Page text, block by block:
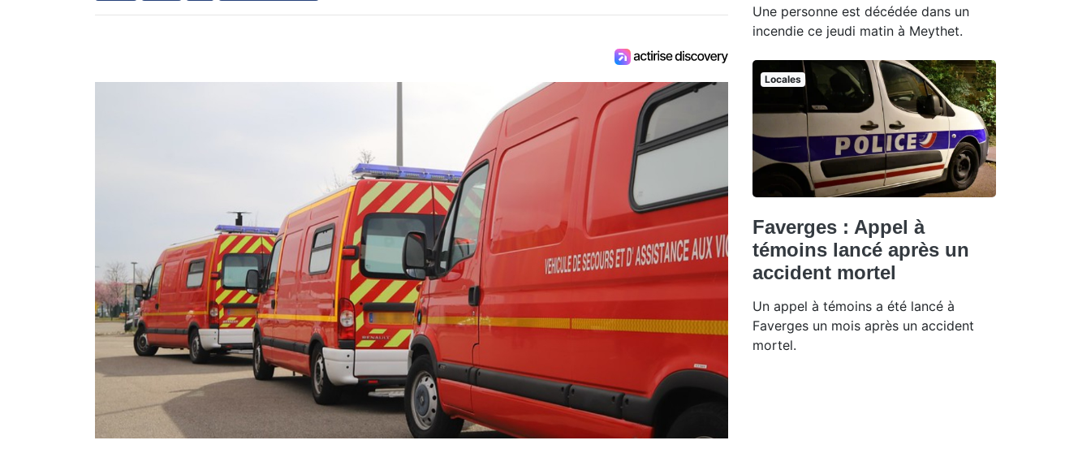
Une personne est décédée dans un
incendie ce jeudi matin à Meythet.
Locales
Faverges : Appel à
témoins lancé après un
accident mortel
Un appel à témoins a été lancé à
Faverges un mois après un accident
mortel.